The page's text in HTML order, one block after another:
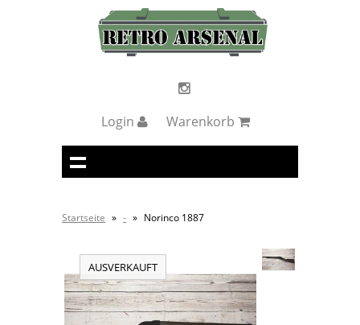
Login Warenkorb
Startseite » - » Norinco 1887
AUSVERKAUFT